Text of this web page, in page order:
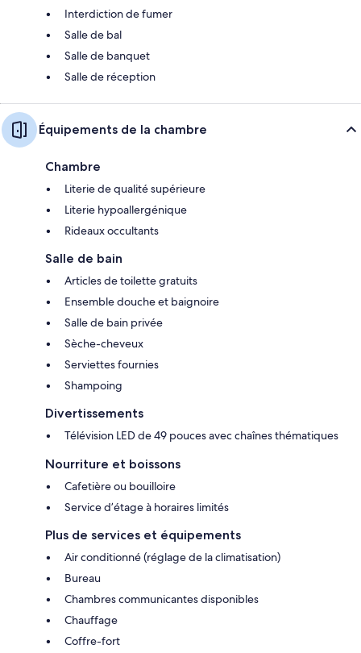
Interdiction de fumer
Salle de bal
Salle de banquet
Salle de réception
Équipements de la chambre
Chambre
Literie de qualité supérieure
Literie hypoallergénique
Rideaux occultants
Salle de bain
Articles de toilette gratuits
Ensemble douche et baignoire
Salle de bain privée
Sèche-cheveux
Serviettes fournies
Shampoing
Divertissements
Télévision LED de 49 pouces avec chaînes thématiques
Nourriture et boissons
Cafetière ou bouilloire
Service d’étage à horaires limités
Plus de services et équipements
Air conditionné (réglage de la climatisation)
Bureau
Chambres communicantes disponibles
Chauffage
Coffre-fort